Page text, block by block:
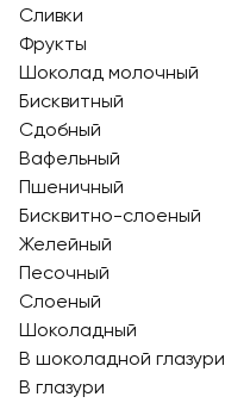
Сливки
Фрукты
Шоколад молочный
Бисквитный
Сдобный
Вафельный
Пшеничный
Бисквитно-слоеный
Желейный
Песочный
Слоеный
Шоколадный
В шоколадной глазури
В глазури